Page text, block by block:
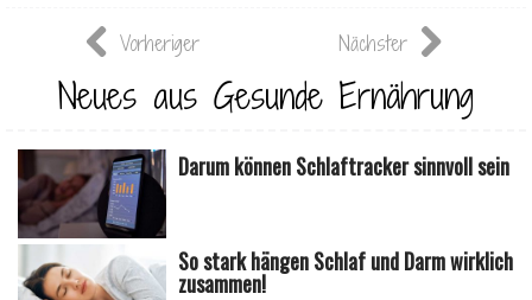
Vorheriger Nächster
Neues aus Gesunde Ernährung
Darum können Schlaftracker sinnvoll sein
So stark hängen Schlaf und Darm wirklich
zusammen!